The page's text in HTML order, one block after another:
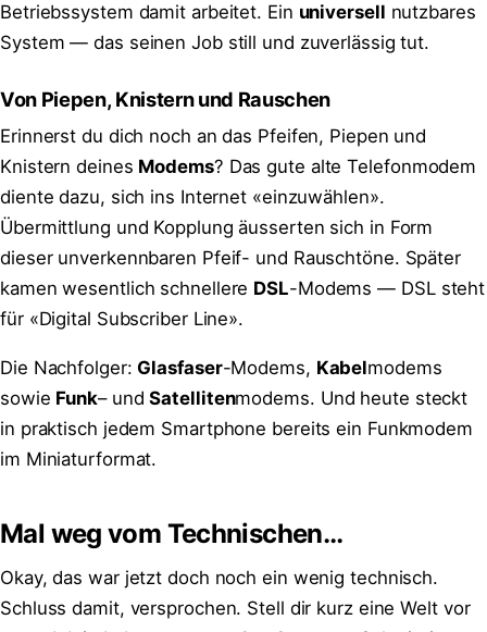
Betriebssystem damit arbeitet. Ein universell nutzbares
System — das seinen Job still und zuverlässig tut.
Von Piepen, Knistern und Rauschen
Erinnerst du dich noch an das Pfeifen, Piepen und
Knistern deines Modems? Das gute alte Telefonmodem
diente dazu, sich ins Internet «einzuwählen».
Übermittlung und Kopplung äusserten sich in Form
dieser unverkennbaren Pfeif- und Rauschtöne. Später
kamen wesentlich schnellere DSL-Modems — DSL steht
für «Digital Subscriber Line».
Die Nachfolger: Glasfaser-Modems, Kabelmodems
sowie Funk– undSatellitenmodems. Und heute steckt
in praktisch jedem Smartphone bereits ein Funkmodem
im Miniaturformat.
Mal weg vom Technischen…
Okay, das war jetzt doch noch ein wenig technisch.
Schluss damit, versprochen. Stell dir kurz eine Welt vor